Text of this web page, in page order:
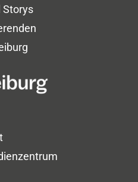
Storys